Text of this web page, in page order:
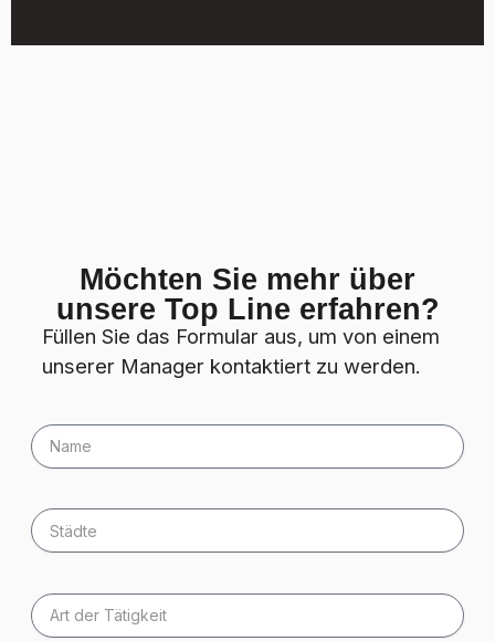
Möchten Sie mehr über
unsere Top Line erfahren?
Füllen Sie das Formular aus, um von einem
unserer Manager kontaktiert zu werden.